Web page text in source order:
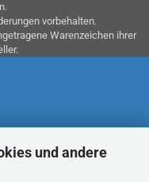
und andere
vorbehalten.
Warenzeichen ihrer